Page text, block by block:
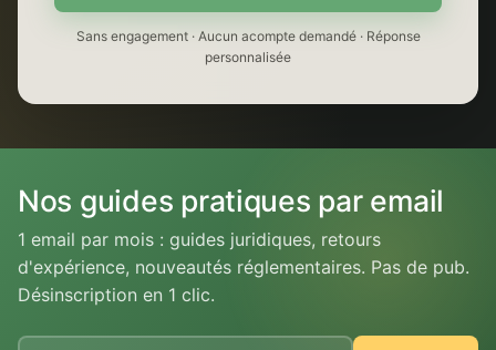
Sans engagement · Aucun acompte demandé · Réponse
personnalisée
Nos guides pratiques par email
1 email par mois : guides juridiques, retours
d'expérience, nouveautés réglementaires. Pas de pub.
Désinscription en 1 clic.